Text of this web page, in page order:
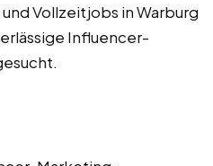
Vollzeitjobs in Warburg
Influencer-